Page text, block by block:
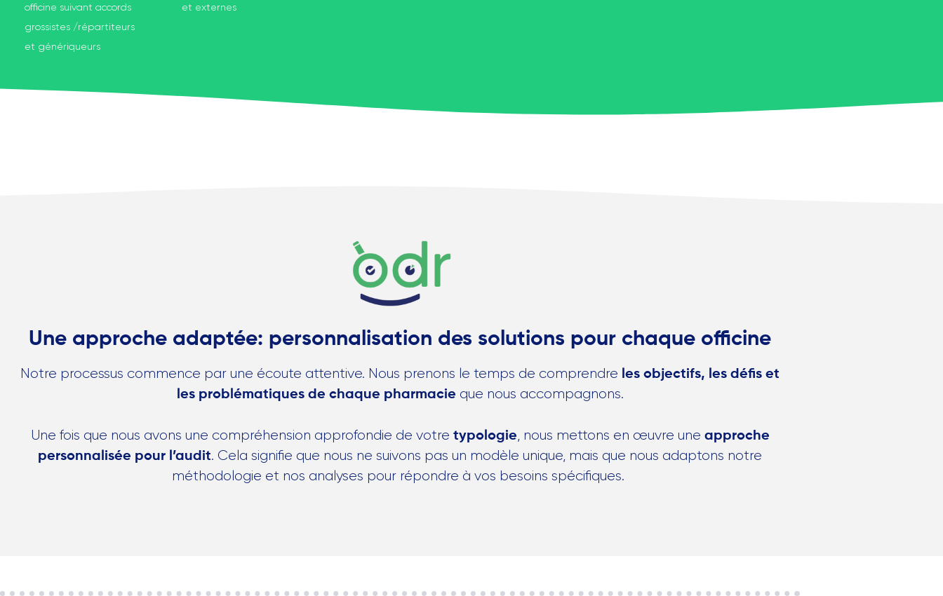
officine suivant accords
grossistes /répartiteurs
et génériqueurs
et externes
Une approche adaptée: personnalisation des solutions pour chaque officine
Notre processus commence par une écoute attentive. Nous prenons le temps de comprendre les objectifs, les défis et
les problématiques de chaque pharmacie que nous accompagnons.
Une fois que nous avons une compréhension approfondie de votre typologie, nous mettons en œuvre une approche
personnalisée pour l’audit. Cela signifie que nous ne suivons pas un modèle unique, mais que nous adaptons notre
méthodologie et nos analyses pour répondre à vos besoins spécifiques.